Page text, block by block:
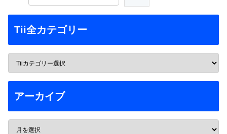
Tii全カテゴリー
アーカイブ